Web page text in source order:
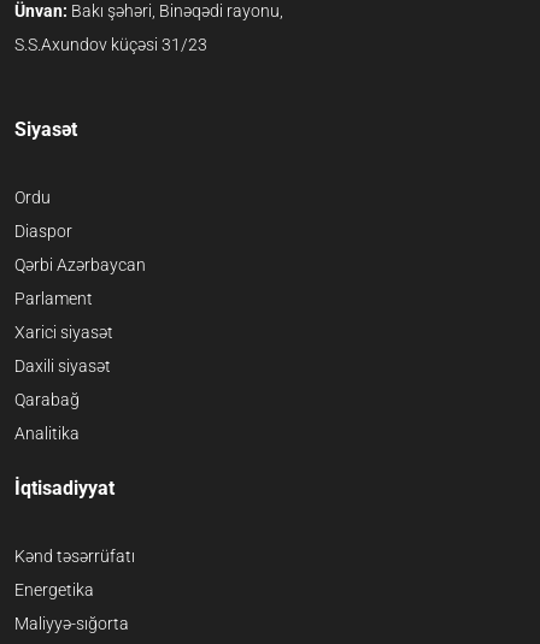
Ünvan: Bakı şəhəri, Binəqədi rayonu,
S.S.Axundov küçəsi 31/23
Siyasət
Ordu
Diaspor
Qərbi Azərbaycan
Parlament
Xarici siyasət
Daxili siyasət
Qarabağ
Analitika
İqtisadiyyat
Kənd təsərrüfatı
Energetika
Maliyyə-sığorta